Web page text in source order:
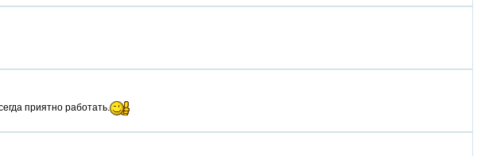
приятно работать.